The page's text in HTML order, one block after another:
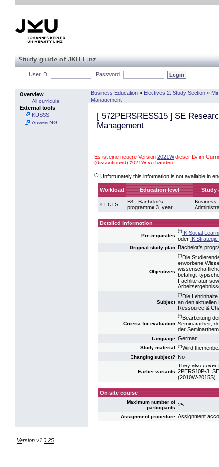
Study guide of JKU Linz
User ID Password
Overview
All curricula
External tools
KUSSS
Auwea NG
Business Education » Electives 2. Study Section »
Management
[ 572PERSRESS15 ] SE
Management
Es ist eine neuere Version 2021Wdieser LV im
(discontinued) 2021W vorhanden.
(*) Unfortunately this information is not available in
Workload Education level Study
4 ECTS
B3 - Bachelor's
programme 3. year
Business
Detailed information
Pre-requisites
(*)IK Social
oder IK
Original study plan Bachelor's
Objectives
(*)Die
erworbene
befähigt,
Fachliteratur
Subject
(*)Die
an den aktuellen
Ressource &
Criteria for evaluation
(*)Bearbeitung
Seminararbeit,
der
Language German
Study material (*)Wird
Changing subject? No
Earlier variants
They also cover
2PERS10P-3:
(2010W-2015S)
On-site course
Maximum number of
participants
25
Assignment procedure Assignment
Version v1.0.25